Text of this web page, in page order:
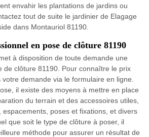
envahir les plantations de jardins ou
tout de suite le jardinier de Elagage
dans Montauriol 81190.
en pose de clôture 81190
à disposition de toute demande une
de clôture 81190. Pour connaître le prix
demande via le formulaire en ligne.
il existe des moyens à mettre en place
du terrain et des accessoires utiles,
espacements, poses et fixations, et divers
que soit le type de clôture à poser, il
méthode pour assurer un résultat de